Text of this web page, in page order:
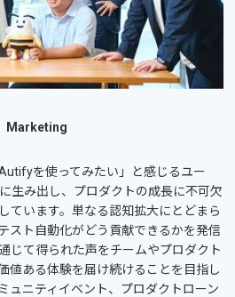
Marketing
を使ってみたい」と感じるユー
生み出し、プロダクトの成長に不可欠
ています。単なる認知拡大にとどまら
スト自動化がどう貢献できるかを発信
じて得られた声をチームやプロダクト
値ある体験を届け続けることを目指し
ュニティイベント、プロダクトローン